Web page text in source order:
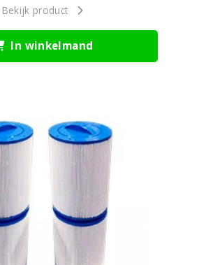
Bekijk product
In winkelmand